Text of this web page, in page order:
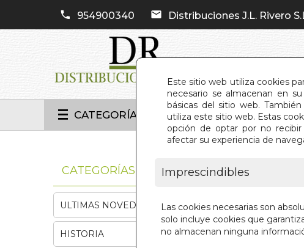
Este sitio web utiliza cookies
necesario se almacenan en
básicas del sitio web.
utiliza este sitio web. Estas
opción de optar por no
afectar su experiencia de
Imprescindibles
Las cookies necesarias son
solo incluye cookies que
no almacenan ninguna
954900340 Distribuciones J.L. Rivero
CATEGORÍAS
CATEGORÍAS
ULTIMAS NOVEDADES
HISTORIA